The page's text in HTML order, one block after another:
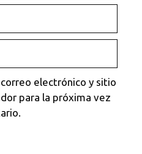
electrónico y sitio
para la próxima vez